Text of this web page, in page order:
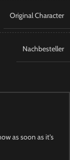
Original Character
Nachbesteller
as soon as it's